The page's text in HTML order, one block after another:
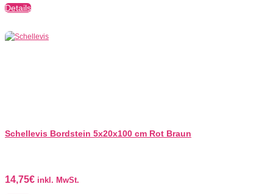
Details
Schellevis Bordstein 5x20x100 cm Rot Braun
14,75€ inkl. MwSt.